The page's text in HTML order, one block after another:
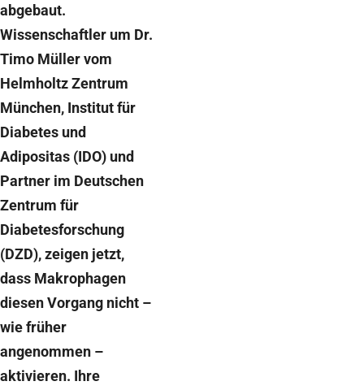
abgebaut.
Wissenschaftler um Dr.
Timo Müller vom
Helmholtz Zentrum
München, Institut für
Diabetes und
Adipositas (IDO) und
Partner im Deutschen
Zentrum für
Diabetesforschung
(DZD), zeigen jetzt,
dass Makrophagen
diesen Vorgang nicht –
wie früher
angenommen –
aktivieren. Ihre